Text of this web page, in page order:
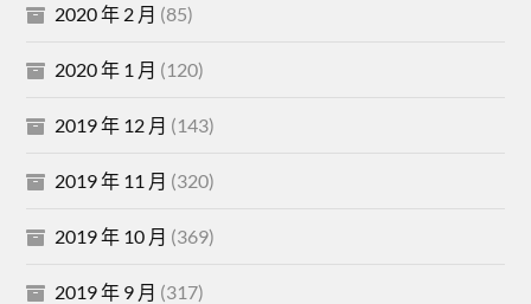
2020 年 2 月 (85)
2020 年 1 月 (120)
2019 年 12 月 (143)
2019 年 11 月 (320)
2019 年 10 月 (369)
2019 年 9 月 (317)